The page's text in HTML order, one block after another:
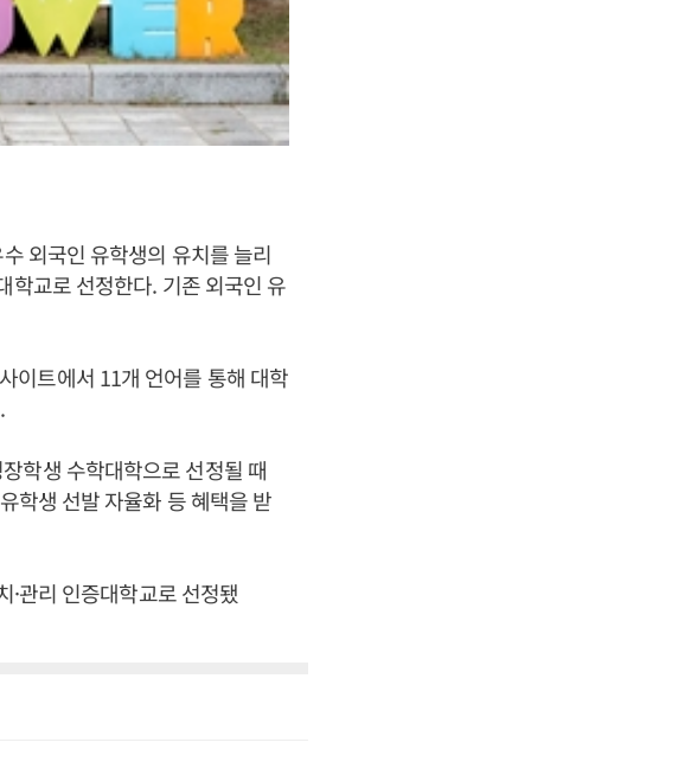
외국인 유학생의 유치를 늘리
학교로 선정한다. 기존 외국인 유
이트에서 11개 언어를 통해 대학
학생 수학대학으로 선정될 때
학생 선발 자율화 등 혜택을 받
관리 인증대학교로 선정됐